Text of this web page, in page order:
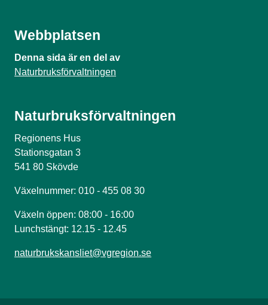
Webbplatsen
Denna sida är en del av
Naturbruksförvaltningen
Naturbruksförvaltningen
Regionens Hus
Stationsgatan 3
541 80 Skövde
Växelnummer: 010 - 455 08 30
Växeln öppen: 08:00 - 16:00
Lunchstängt: 12.15 - 12.45
naturbrukskansliet@vgregion.se